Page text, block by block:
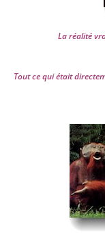
La réa­lité
Tout ce qui était